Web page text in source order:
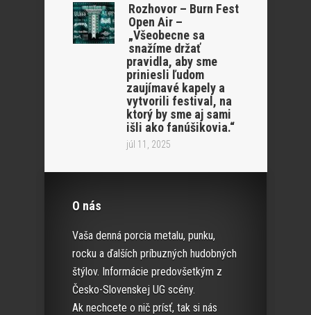
Rozhovor – Burn Fest
Open Air –
„Všeobecne sa
snažíme držať
pravidla, aby sme
priniesli ľudom
zaujímavé kapely a
vytvorili festival, na
ktorý by sme aj sami
išli ako fanúšikovia.“
júl 11, 2025
O nás
Vaša denná porcia metalu, punku,
rocku a ďalších príbuzných hudobných
štýlov. Informácie predovšetkým z
Česko-Slovenskej UG scény.
Ak nechcete o nič prísť, tak si nás